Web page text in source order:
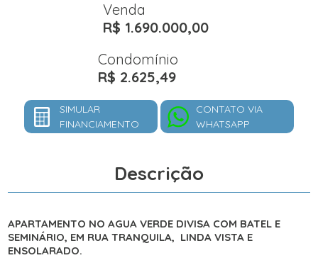
Venda
R$ 1.690.000,00
Condomínio
R$ 2.625,49
SIMULAR
FINANCIAMENTO
CONTATO VIA
WHATSAPP
Descrição
APARTAMENTO NO AGUA VERDE DIVISA COM BATEL E
SEMINÁRIO, EM RUA TRANQUILA, LINDA VISTA E
ENSOLARADO.